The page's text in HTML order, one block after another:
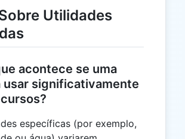
Utilidades
acontece se uma
usar significativamente
específicas (por exemplo,